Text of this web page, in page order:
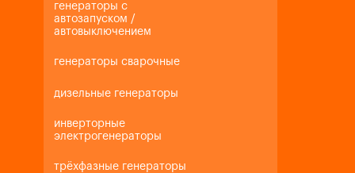
генераторы с
автозапуском /
автовыключением
генераторы сварочные
дизельные генераторы
инверторные
электрогенераторы
трёхфазные генераторы